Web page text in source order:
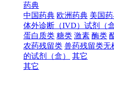
药典
中国药典 欧洲药典 美国
体外诊断（IVD）试剂（盒
蛋白质类 糖类 激素 酶类
农药残留类 兽药残留类无
的试剂（盒）
其它
其它